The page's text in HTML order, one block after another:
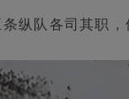
纵队各司其职，